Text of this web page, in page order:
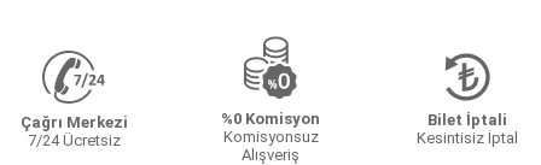
Çağrı Merkezi
7/24 Ücretsiz
%0 Komisyon
Komisyonsuz
Alışveriş
Bilet İptali
Kesintisiz İptal